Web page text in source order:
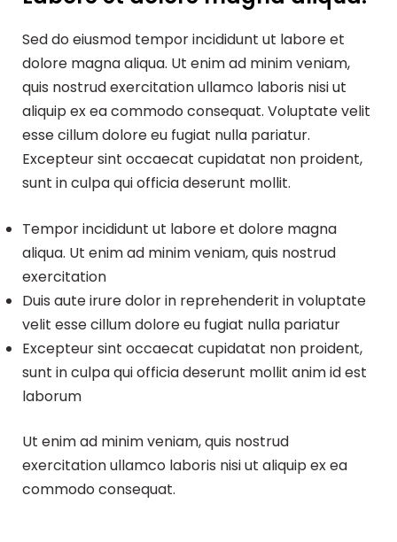
Sed do eiusmod tempor incididunt ut labore et
dolore magna aliqua. Ut enim ad minim veniam,
quis nostrud exercitation ullamco laboris nisi ut
aliquip ex ea commodo consequat. Voluptate velit
esse cillum dolore eu fugiat nulla pariatur.
Excepteur sint occaecat cupidatat non proident,
sunt in culpa qui officia deserunt mollit.
Tempor incididunt ut labore et dolore magna
aliqua. Ut enim ad minim veniam, quis nostrud
exercitation
Duis aute irure dolor in reprehenderit in voluptate
velit esse cillum dolore eu fugiat nulla pariatur
Excepteur sint occaecat cupidatat non proident,
sunt in culpa qui officia deserunt mollit anim id est
laborum
Ut enim ad minim veniam, quis nostrud
exercitation ullamco laboris nisi ut aliquip ex ea
commodo consequat.